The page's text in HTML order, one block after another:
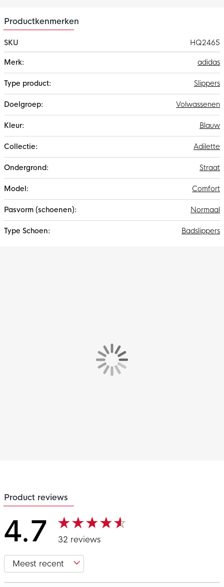
Productkenmerken
SKU
HQ2465
informatie
adidas
Slippers
Volwassenen
Blauw
Adilette
Straat
Comfort
Normaal
Badslippers
Product reviews
4.7 32 reviews